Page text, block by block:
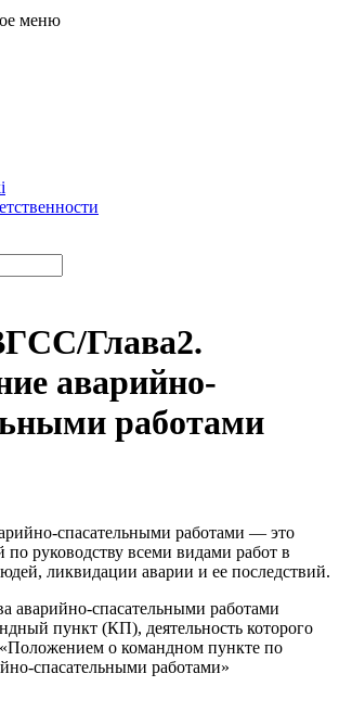
меню
Глава2.
аварийно-
работами
спасательными работами — это
по руководству всеми видами работ в
ликвидации аварии и ее последствий.
аварийно-спасательными работами
пункт (КП), деятельность которого
«Положением о командном пункте по
спасательными работами»